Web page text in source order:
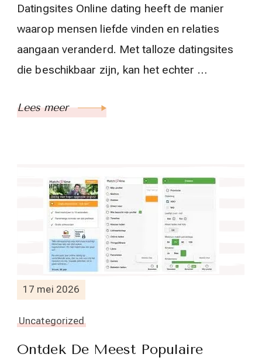
Datingsites Online dating heeft de manier
waarop mensen liefde vinden en relaties
aangaan veranderd. Met talloze datingsites
die beschikbaar zijn, kan het echter …
Lees meer
17 mei 2026
Uncategorized
Ontdek De Meest Populaire